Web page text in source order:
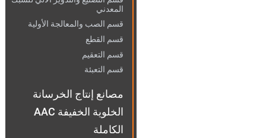
المعدني
قسم الصب والمعالجة الأولية
قسم القطع
قسم التعقيم
قسم التعبئة
مصانع إنتاج الخرسانة
الخلوية الخفيفة AAC
الكاملة